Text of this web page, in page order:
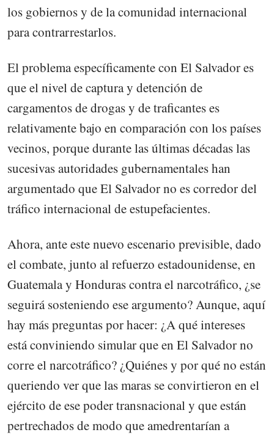
los gobiernos y de la comunidad internacional
para contrarrestarlos.
El problema específicamente con El Salvador es
que el nivel de captura y detención de
cargamentos de drogas y de traficantes es
relativamente bajo en comparación con los países
vecinos, porque durante las últimas décadas las
sucesivas autoridades gubernamentales han
argumentado que El Salvador no es corredor del
tráfico internacional de estupefacientes.
Ahora, ante este nuevo escenario previsible, dado
el combate, junto al refuerzo estadounidense, en
Guatemala y Honduras contra el narcotráfico, ¿se
seguirá sosteniendo ese argumento? Aunque, aquí
hay más preguntas por hacer: ¿A qué intereses
está conviniendo simular que en El Salvador no
corre el narcotráfico? ¿Quiénes y por qué no están
queriendo ver que las maras se convirtieron en el
ejército de ese poder transnacional y que están
pertrechados de modo que amedrentarían a